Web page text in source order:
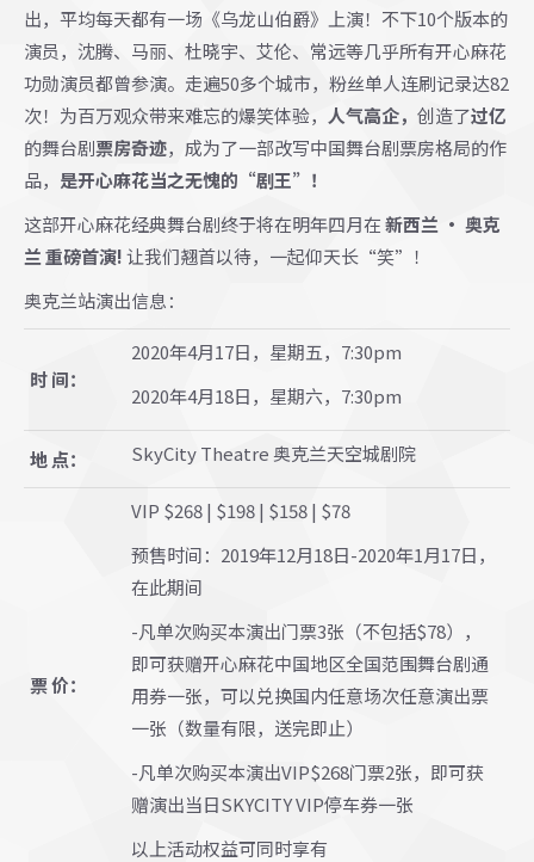
出，平均每天都有一场《乌龙山伯爵》上演！不下10个版本的
演员，沈腾、马丽、杜晓宇、艾伦、常远等几乎所有开心麻花
功勋演员都曾参演。走遍50多个城市，粉丝单人连刷记录达82
次！为百万观众带来难忘的爆笑体验， 人气高企， 创造了过亿
的舞台剧票房奇迹，成为了一部改写中国舞台剧票房格局的作
品， 是开心麻花当之无愧的“剧王”！
这部开心麻花经典舞台剧终于将在明年四月在新西兰 · 奥克
兰重磅首演!让我们翘首以待，一起仰天长“笑”！
奥克兰站演出信息：
时 间：
2020年4月17日，星期五，7:30pm
2020年4月18日，星期六，7:30pm
地 点： SkyCity Theatre 奥克兰天空城剧院
票 价：
VIP $268 | $198 | $158 | $78
预售时间：2019年12月18日-2020年1月17日，
在此期间
-凡单次购买本演出门票3张（不包括$78），
即可获赠开心麻花中国地区全国范围舞台剧通
用券一张，可以兑换国内任意场次任意演出票
一张（数量有限，送完即止）
-凡单次购买本演出VIP$268门票2张，即可获
赠演出当日SKYCITY VIP停车券一张
以上活动权益可同时享有